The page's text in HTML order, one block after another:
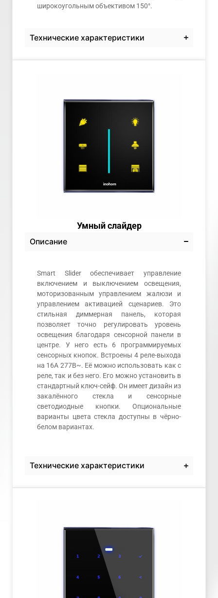
широкоугольным объективом 150°.
Технические характеристики
Умный слайдер
Описание
Smart Slider обеспечивает управление
включением и выключением освещения,
моторизованным управлением жалюзи и
управлением активацией сценариев. Это
стильная диммерная панель, которая
позволяет точно регулировать уровень
освещения благодаря сенсорной панели в
центре. У него есть 6 программируемых
сенсорных кнопок. Встроены 4 реле-выхода
на 16А 277В~. Её можно использовать как с
реле, так и без него. Его можно установить в
стандартный ключ-сейф. Он имеет дизайн из
закалённого стекла и сенсорные
светодиодные кнопки. Опциональные
варианты цвета стекла доступны в чёрно-
белом вариантах.
Технические характеристики